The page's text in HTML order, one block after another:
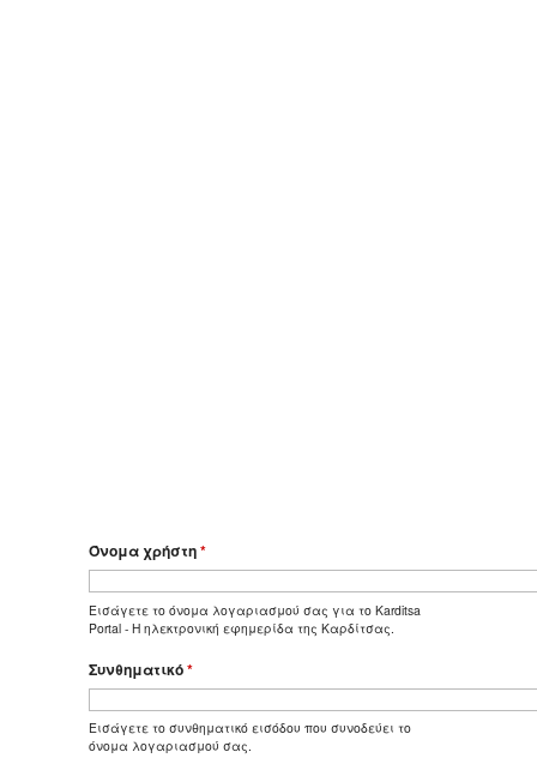
Όνομα χρήστη*
Εισάγετε το όνομα λογαριασμού σας για το Karditsa
Portal - Η ηλεκτρονική εφημερίδα της Καρδίτσας.
Συνθηματικό*
Εισάγετε το συνθηματικό εισόδου που συνοδεύει το
όνομα λογαριασμού σας.